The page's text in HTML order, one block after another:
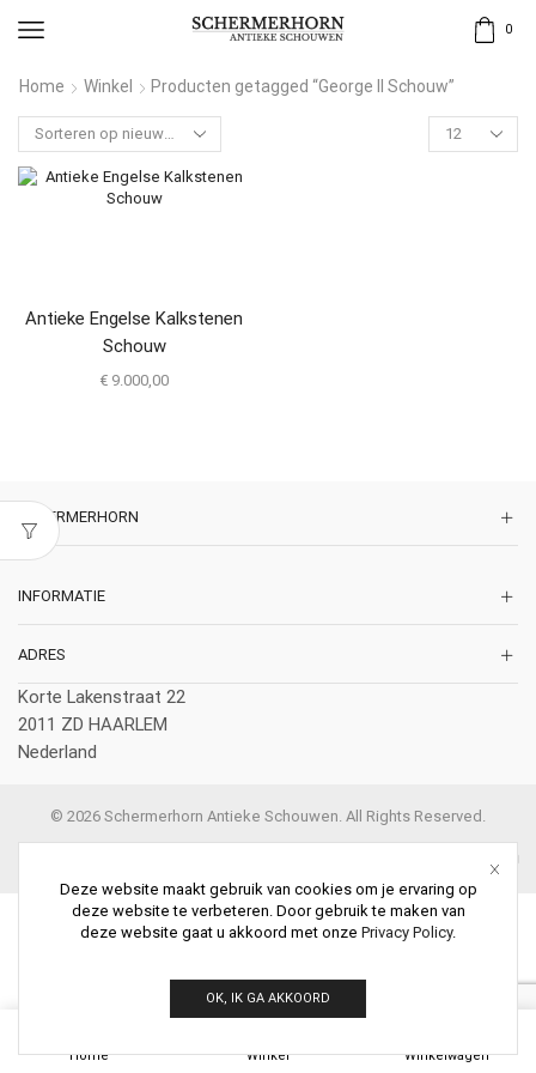
0
Home Winkel Producten getagged “George II Schouw”
Antieke Engelse Kalkstenen
Schouw
€ 9.000,00
SCHERMERHORN
INFORMATIE
ADRES
Korte Lakenstraat 22
2011 ZD HAARLEM
Nederland
© 2026 Schermerhorn Antieke Schouwen. All Rights Reserved.
Home Winkel Winkelwagen
Deze website maakt gebruik van cookies om je ervaring op
deze website te verbeteren. Door gebruik te maken van
deze website gaat u akkoord met onze Privacy Policy.
OK, IK GA AKKOORD